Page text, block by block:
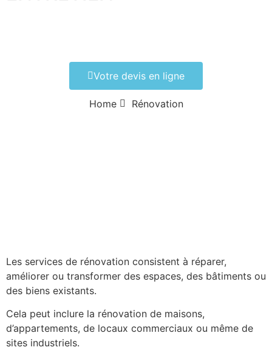
Votre devis en ligne
Home Rénovation
Les services de rénovation consistent à réparer,
améliorer ou transformer des espaces, des bâtiments ou
des biens existants.
Cela peut inclure la rénovation de maisons,
d’appartements, de locaux commerciaux ou même de
sites industriels.